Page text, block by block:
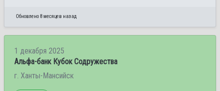
Обновлено 8 месяцев назад
1 декабря 2025
Альфа-банк Кубок Содружества
г. Ханты-Мансийск